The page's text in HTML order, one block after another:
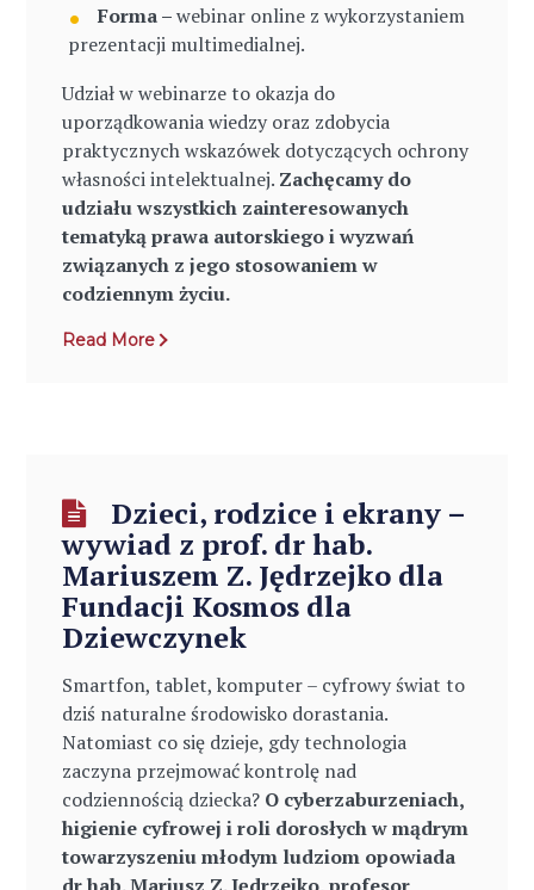
Forma –webinar online z wykorzystaniem
prezentacji multimedialnej.
Udział w webinarze to okazja do
uporządkowania wiedzy oraz zdobycia
praktycznych wskazówek dotyczących ochrony
własności intelektualnej. Zachęcamy do
udziału wszystkich zainteresowanych
tematyką prawa autorskiego i wyzwań
związanych z jego stosowaniem w
codziennym życiu.
Read More
Dzieci, rodzice i ekrany –
wywiad z prof. dr hab.
Mariuszem Z. Jędrzejko dla
Fundacji Kosmos dla
Dziewczynek
Smartfon, tablet, komputer – cyfrowy świat to
dziś naturalne środowisko dorastania.
Natomiast co się dzieje, gdy technologia
zaczyna przejmować kontrolę nad
codziennością dziecka? O cyberzaburzeniach,
higienie cyfrowej i roli dorosłych w mądrym
towarzyszeniu młodym ludziom opowiada